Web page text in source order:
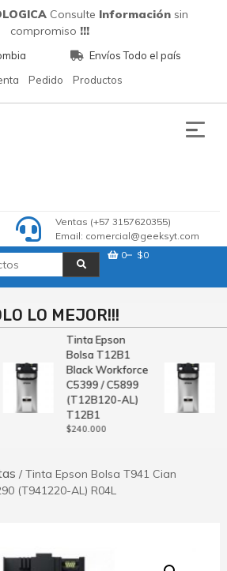
Consulte Información sin
compromiso !!!
Envíos Todo el país
Pedido Productos
Ventas (+57 3157620355)
Email: comercial@geeksyt.com
0
$0
LO MEJOR!!!
Tinta Epson
Bolsa T12B1
Black Workforce
C5399 / C5899
(T12B120-AL)
T12B1
$240.000
/ Tinta Epson Bolsa T941 Cian
(T941220-AL) R04L